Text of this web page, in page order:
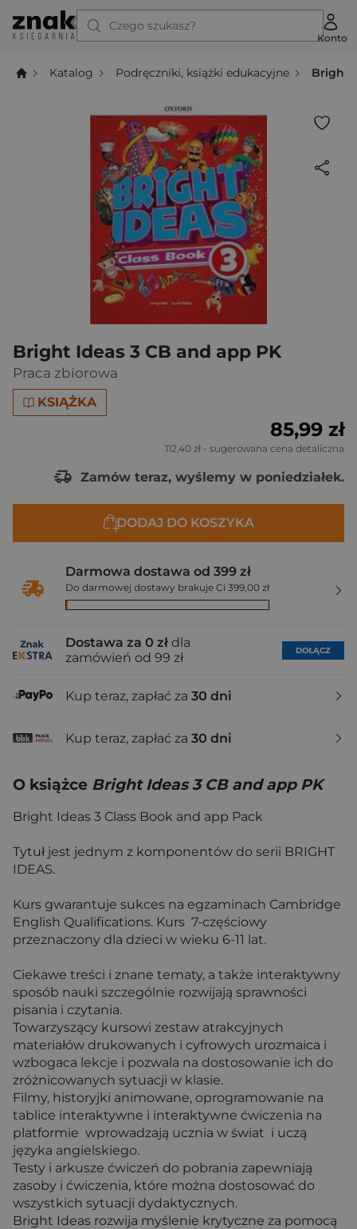
Czego szukasz?
Konto
Katalog Podręczniki, książki edukacyjne Bright
Bright Ideas 3 CB and app PK
Praca zbiorowa
KSIĄŻKA
85,99 zł
112,40 zł - sugerowana cena detaliczna
Zamów teraz, wyślemy w poniedziałek.
DODAJ DO KOSZYKA
Darmowa dostawa od 399 zł
Do darmowej dostawy brakuje Ci 399,00 zł
Dostawa za 0 zł dla
zamówień od 99 zł
DOŁĄCZ
Kup teraz, zapłać za 30 dni
Kup teraz, zapłać za 30 dni
O książce Bright Ideas 3 CB and app PK
Bright Ideas 3 Class Book and app Pack
Tytuł jest jednym z komponentów do serii BRIGHT
IDEAS.
Kurs gwarantuje sukces na egzaminach Cambridge
English Qualifications. Kurs 7-częściowy
przeznaczony dla dzieci w wieku 6-11 lat.
Ciekawe treści i znane tematy, a także interaktywny
sposób nauki szczególnie rozwijają sprawności
pisania i czytania.
Towarzyszący kursowi zestaw atrakcyjnych
materiałów drukowanych i cyfrowych urozmaica i
wzbogaca lekcje i pozwala na dostosowanie ich do
zróżnicowanych sytuacji w klasie.
Filmy, historyjki animowane, oprogramowanie na
tablice interaktywne i interaktywne ćwiczenia na
platformie wprowadzają ucznia w świat i uczą
języka angielskiego.
Testy i arkusze ćwiczeń do pobrania zapewniają
zasoby i ćwiczenia, które można dostosować do
wszystkich sytuacji dydaktycznych.
Bright Ideas rozwija myślenie krytyczne za pomocą